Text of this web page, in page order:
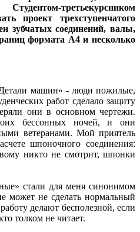
третьекурсником
проект трехступенчатого
зубчатых соединений, валы,
формата А4 и несколько
машин» - люди пожилые,
работ сделало защиту
они в основном чертежи.
бессонных ночей, и они
ветеранами. Мой приятель
шпоночного соединения:
никто не смотрит, шпонки
стали для меня синонимом
может не сделать нормальный
делают бесполезной, если
толком не читает.